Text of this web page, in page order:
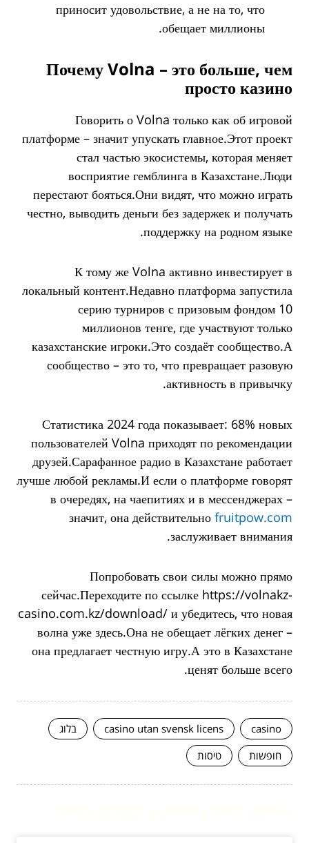
приносит удовольствие, а не на то, что
обещает миллионы.
Почему Volna – это больше, чем
просто казино
Говорить о Volna только как об игровой
платформе – значит упускать главное.Этот проект
стал частью экосистемы, которая меняет
восприятие гемблинга в Казахстане.Люди
перестают бояться.Они видят, что можно играть
честно, выводить деньги без задержек и получать
поддержку на родном языке.
К тому же Volna активно инвестирует в
локальный контент.Недавно платформа запустила
серию турниров с призовым фондом 10
миллионов тенге, где участвуют только
казахстанские игроки.Это создаёт сообщество.А
сообщество – это то, что превращает разовую
активность в привычку.
Статистика 2024 года показывает: 68% новых
пользователей Volna приходят по рекомендации
друзей.Сарафанное радио в Казахстане работает
лучше любой рекламы.И если о платформе говорят
в очередях, на чаепитиях и в мессенджерах –
значит, она действительно fruitpow.com
заслуживает внимания.
Попробовать свои силы можно прямо
сейчас.Переходите по ссылке https://volnakz-
casino.com.kz/download/ и убедитесь, что новая
волна уже здесь.Она не обещает лёгких денег –
она предлагает честную игру.А это в Казахстане
ценят больше всего.
casino
casino utan svensk licens
בלוג
חופשות
טיסות